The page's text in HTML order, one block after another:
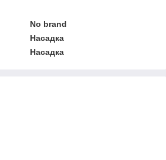
No brand
Насадка
Насадка